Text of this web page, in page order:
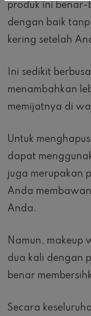
produk ini benar-
dengan baik
kering setelah
Ini sedikit
menambahkan
memijatnya di
Untuk
dapat
juga merupakan
Anda
Anda.
Namun, makeup
dua kali dengan
benar
Secara